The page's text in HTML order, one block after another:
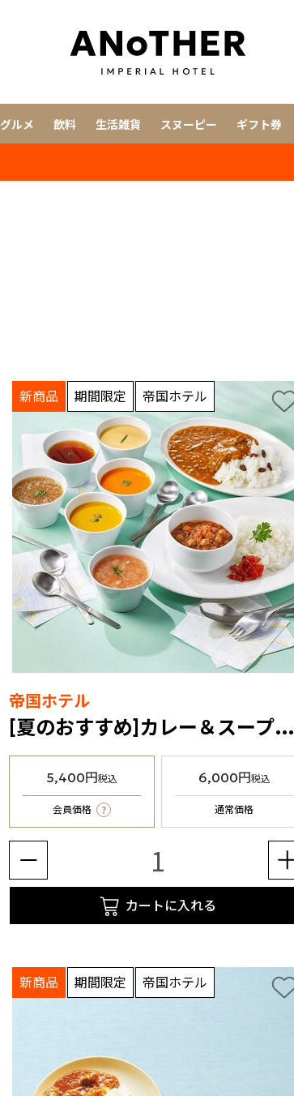
グルメ 飲料 生活雑貨 スヌーピー ギフト券
新商品 期間限定 帝国ホテル
帝国ホテル
[夏のおすすめ]カレー＆スープ缶お試しセット
5,400円税込
会員価格 ?
6,000円税込
通常価格
カートに入れる
新商品 期間限定 帝国ホテル